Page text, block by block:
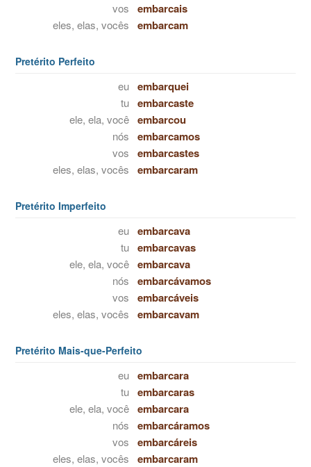
vos embarcais
eles, elas, vocês embarcam
Pretérito Perfeito
eu embarquei
tu embarcaste
ele, ela, você embarcou
nós embarcamos
vos embarcastes
eles, elas, vocês embarcaram
Pretérito Imperfeito
eu embarcava
tu embarcavas
ele, ela, você embarcava
nós embarcávamos
vos embarcáveis
eles, elas, vocês embarcavam
Pretérito Mais-que-Perfeito
eu embarcara
tu embarcaras
ele, ela, você embarcara
nós embarcáramos
vos embarcáreis
eles, elas, vocês embarcaram